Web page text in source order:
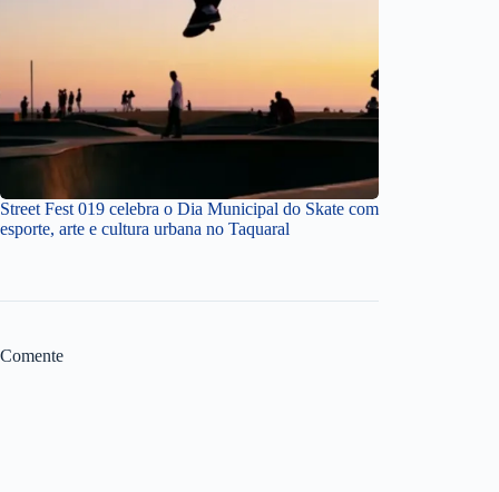
Street Fest 019 celebra o Dia Municipal do Skate com
esporte, arte e cultura urbana no Taquaral
Comente